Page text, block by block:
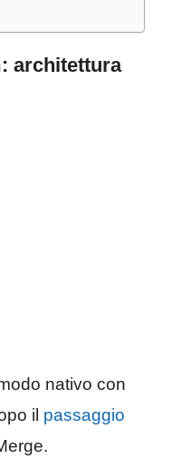
architettura
nativo con
il passaggio